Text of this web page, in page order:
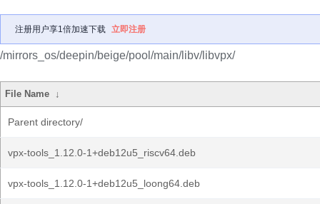
注册用户享1倍加速下载 立即注册
/mirrors_os/deepin/beige/pool/main/libv/libvpx/
File Name ↓
Parent directory/
vpx-tools_1.12.0-1+deb12u5_riscv64.deb
vpx-tools_1.12.0-1+deb12u5_loong64.deb